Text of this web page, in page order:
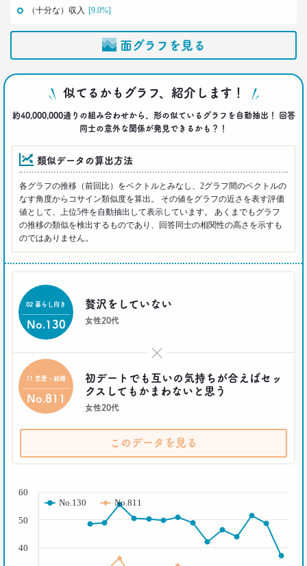
2021.10.12
ユニコーンの武器にした
–日経クロストレンド 連載⑯–
前沢 裕文
40代おじさん・ロンブー淳 人生満点じゃない理由
–日経クロストレンド 連載⑮–
生活総研 上席研究員/コピーライター
前沢 裕文
2021.09.09
ロンブー田村淳が思う「かっこいい40代おじさん」
とその理由
–日経クロストレンド 連載⑭–
生活総研 上席研究員/コピーライター
2021.08.12
「40代おじさん」の妻は幸せか？
夫婦間ギャップに見る危機
–日経クロストレンド 連載⑬–
生活総研 上席研究員/コピーライター
前沢 裕文
2021.07.06
Z世代とシニア、上司と部下の板挟みで、40代おじ
さんは右往左往？
–日経クロストレンド 連載⑫–
40代おじさんはキス派？ラブレター派？ 二択から
–日経クロストレンド 連載⑪–
（十分な）収入 [9.0%]
面グラフを見る
似てるかもグラフ、紹介します！
約40,000,000通りの組み合わせから、形の似ているグラフを自動抽出！ 回答
同士の意外な関係が発見できるかも？！
類似データの算出方法
各グラフの推移（前回比）をベクトルとみなし、2グラフ間のベクトルの
なす角度からコサイン類似度を算出。 その値をグラフの近さを表す評価
値として、上位5件を自動抽出して表示しています。 あくまでもグラフ
の推移の類似を検出するものであり、回答同士の相関性の高さを示すも
のではありません。
贅沢をしていない
女性20代
02 暮らし向き
No.130
初デートでも互いの気持ちが合えばセッ
クスしてもかまわないと思う
女性20代
11 恋愛・結婚
No.811
このデータを見る
No.130 No.811
40
50
60